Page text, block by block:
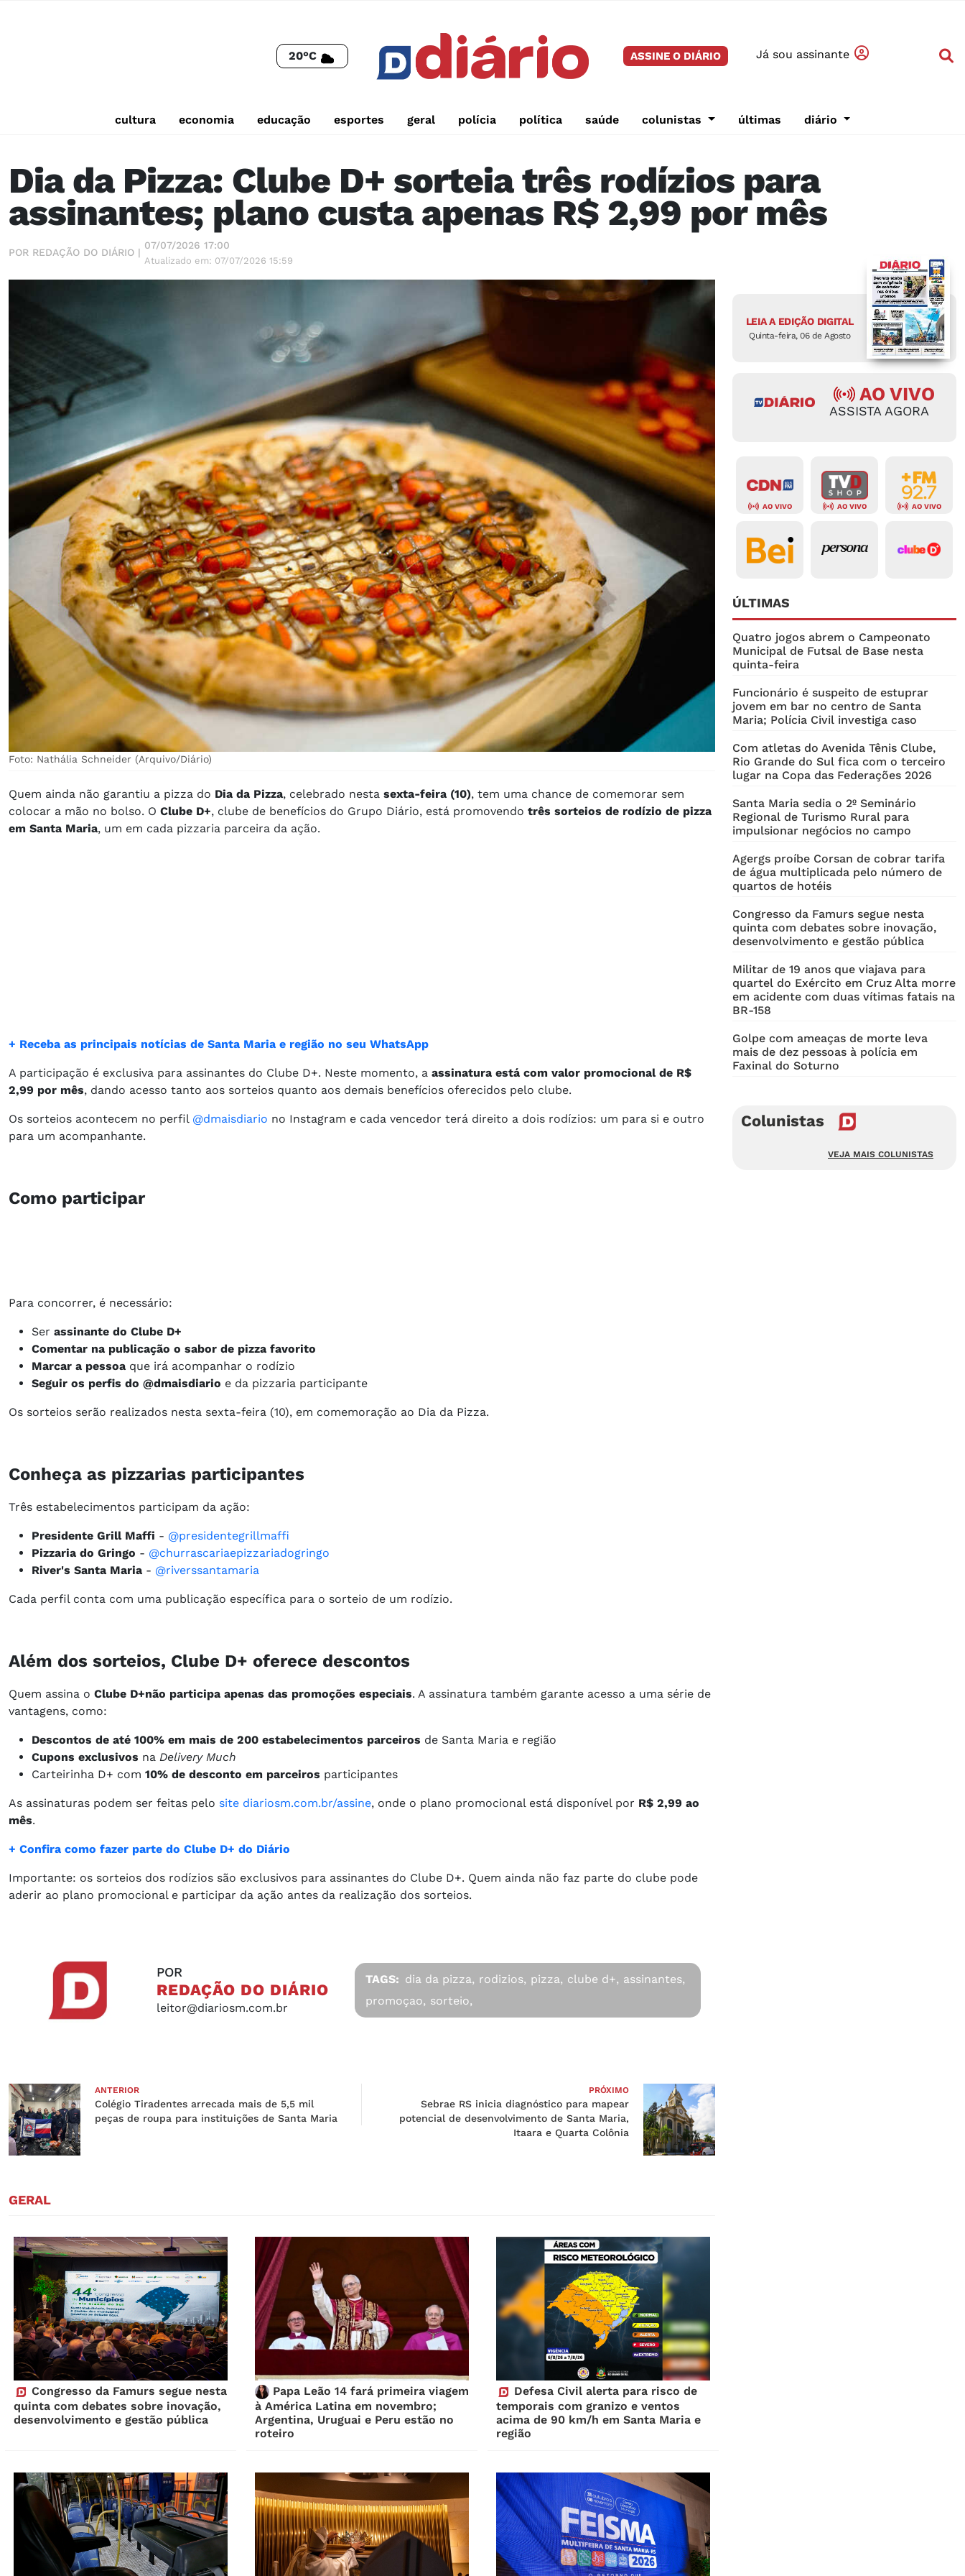
20°C ASSINE O DIÁRIO Já sou assinante
cultura economia educação esportes geral polícia política saúde colunistas últimas diário
Dia da Pizza: Clube D+ sorteia três rodízios para
assinantes; plano custa apenas R$ 2,99 por mês
POR REDAÇÃO DO DIÁRIO |
07/07/2026 17:00
Atualizado em: 07/07/2026 15:59
Foto: Nathália Schneider (Arquivo/Diário)
Quem ainda não garantiu a pizza do Dia da Pizza, celebrado nesta sexta-feira (10), tem uma chance de comemorar sem
colocar a mão no bolso. O Clube D+, clube de benefícios do Grupo Diário, está promovendo três sorteios de rodízio de pizza
em Santa Maria, um em cada pizzaria parceira da ação.
+ Receba as principais notícias de Santa Maria e região no seu WhatsApp
A participação é exclusiva para assinantes do Clube D+. Neste momento, a assinatura está com valor promocional de R$
2,99 por mês, dando acesso tanto aos sorteios quanto aos demais benefícios oferecidos pelo clube.
Os sorteios acontecem no perfil @dmaisdiario no Instagram e cada vencedor terá direito a dois rodízios: um para si e outro
para um acompanhante.
Como participar
Para concorrer, é necessário:
Ser assinante do Clube D+
Comentar na publicação o sabor de pizza favorito
Marcar a pessoa que irá acompanhar o rodízio
Seguir os perfis do @dmaisdiario e da pizzaria participante
Os sorteios serão realizados nesta sexta-feira (10), em comemoração ao Dia da Pizza.
Conheça as pizzarias participantes
Três estabelecimentos participam da ação:
Presidente Grill Maffi - @presidentegrillmaffi
Pizzaria do Gringo - @churrascariaepizzariadogringo
River's Santa Maria - @riverssantamaria
Cada perfil conta com uma publicação específica para o sorteio de um rodízio.
Além dos sorteios, Clube D+ oferece descontos
Quem assina o Clube D+não participa apenas das promoções especiais. A assinatura também garante acesso a uma série de
vantagens, como:
Descontos de até 100% em mais de 200 estabelecimentos parceiros de Santa Maria e região
Cupons exclusivos na Delivery Much
Carteirinha D+ com 10% de desconto em parceiros participantes
As assinaturas podem ser feitas pelo site diariosm.com.br/assine, onde o plano promocional está disponível por R$ 2,99 ao
mês.
+ Confira como fazer parte do Clube D+ do Diário
Importante: os sorteios dos rodízios são exclusivos para assinantes do Clube D+. Quem ainda não faz parte do clube pode
aderir ao plano promocional e participar da ação antes da realização dos sorteios.
POR
REDAÇÃO DO DIÁRIO
leitor@diariosm.com.br
TAGS: dia da pizza, rodizios, pizza, clube d+, assinantes,
promoçao, sorteio,
ANTERIOR
Colégio Tiradentes arrecada mais de 5,5 mil
peças de roupa para instituições de Santa Maria
PRÓXIMO
Sebrae RS inicia diagnóstico para mapear
potencial de desenvolvimento de Santa Maria,
Itaara e Quarta Colônia
GERAL
Congresso da Famurs segue nesta
quinta com debates sobre inovação,
desenvolvimento e gestão pública
Papa Leão 14 fará primeira viagem
à América Latina em novembro;
Argentina, Uruguai e Peru estão no
roteiro
Defesa Civil alerta para risco de
temporais com granizo e ventos
acima de 90 km/h em Santa Maria e
região
LEIA A EDIÇÃO DIGITAL
Quinta-feira, 06 de Agosto
AO VIVO
ASSISTA AGORA
AO VIVO AO VIVO AO VIVO
ÚLTIMAS
Quatro jogos abrem o Campeonato
Municipal de Futsal de Base nesta
quinta-feira
Funcionário é suspeito de estuprar
jovem em bar no centro de Santa
Maria; Polícia Civil investiga caso
Com atletas do Avenida Tênis Clube,
Rio Grande do Sul fica com o terceiro
lugar na Copa das Federações 2026
Santa Maria sedia o 2º Seminário
Regional de Turismo Rural para
impulsionar negócios no campo
Agergs proíbe Corsan de cobrar tarifa
de água multiplicada pelo número de
quartos de hotéis
Congresso da Famurs segue nesta
quinta com debates sobre inovação,
desenvolvimento e gestão pública
Militar de 19 anos que viajava para
quartel do Exército em Cruz Alta morre
em acidente com duas vítimas fatais na
BR-158
Golpe com ameaças de morte leva
mais de dez pessoas à polícia em
Faxinal do Soturno
Colunistas
VEJA MAIS COLUNISTAS